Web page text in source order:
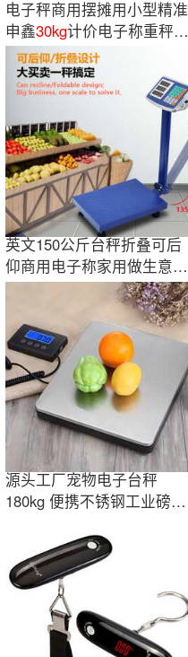
电子秤商用摆摊用小型精准
申鑫30kg计价电子称重秤耐
用便携工业级
英文150公斤台秤折叠可后
仰商用电子称家用做生意批
发跨境电子秤
源头工厂宠物电子台秤
180kg 便携不锈钢工业磅秤